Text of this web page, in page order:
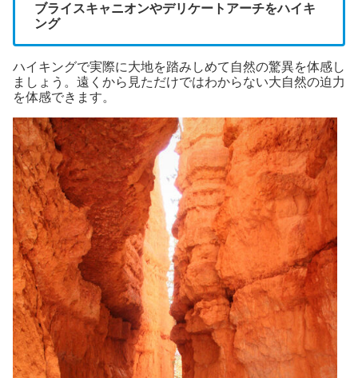
ブライスキャニオンやデリケートアーチをハイキ
ング
ハイキングで実際に大地を踏みしめて自然の驚異を体感し
ましょう。 遠くから見ただけではわからない大自然の迫力
を体感できます。